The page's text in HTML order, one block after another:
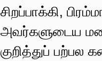
சிறப்பாக்கி,
அவர்களுடைய
குறித்துப்